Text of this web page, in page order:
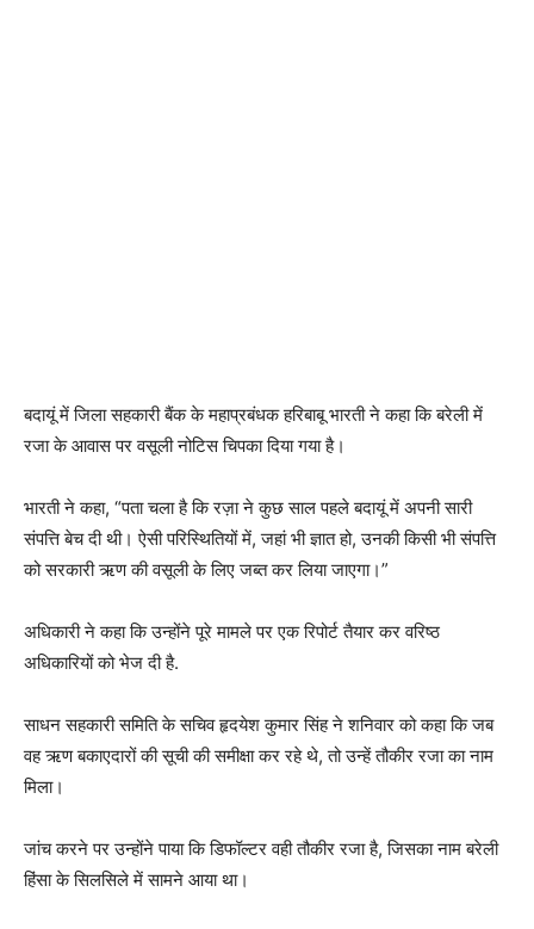
बदायूं में जिला सहकारी बैंक के महाप्रबंधक हरिबाबू भारती ने कहा कि बरेली में
रजा के आवास पर वसूली नोटिस चिपका दिया गया है।
भारती ने कहा, “पता चला है कि रज़ा ने कुछ साल पहले बदायूं में अपनी सारी
संपत्ति बेच दी थी। ऐसी परिस्थितियों में, जहां भी ज्ञात हो, उनकी किसी भी संपत्ति
को सरकारी ऋण की वसूली के लिए जब्त कर लिया जाएगा।”
अधिकारी ने कहा कि उन्होंने पूरे मामले पर एक रिपोर्ट तैयार कर वरिष्ठ
अधिकारियों को भेज दी है.
साधन सहकारी समिति के सचिव हृदयेश कुमार सिंह ने शनिवार को कहा कि जब
वह ऋण बकाएदारों की सूची की समीक्षा कर रहे थे, तो उन्हें तौकीर रजा का नाम
मिला।
जांच करने पर उन्होंने पाया कि डिफॉल्टर वही तौकीर रजा है, जिसका नाम बरेली
हिंसा के सिलसिले में सामने आया था।